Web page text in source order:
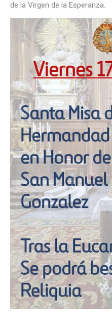
de la Virgen de la Esperanza.